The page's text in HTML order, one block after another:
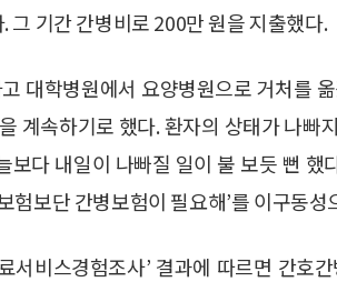
그 기간 간병비로 200만 원을 지출했다.
대학병원에서 요양병원으로 거처를
계속하기로 했다. 환자의 상태가 나빠
보다 내일이 나빠질 일이 불 보듯 뻔 했
험보단 간병보험이 필요해’를 이구동성
서비스경험조사’ 결과에 따르면 간호